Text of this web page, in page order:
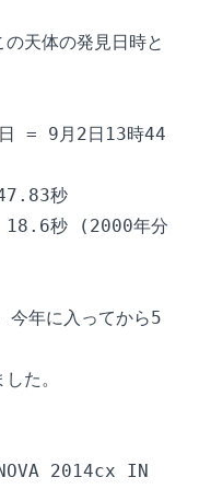
天体の発見日時と
= 9月2日13時44
秒
(2000年分
今年に入ってから5
た。
2014cx IN